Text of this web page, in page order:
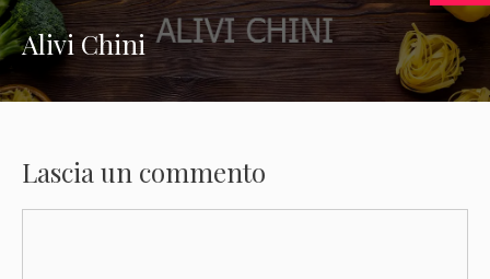
Alivi Chini
Lascia un commento